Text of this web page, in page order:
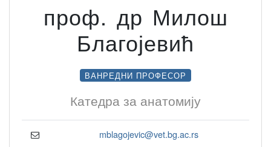
проф. др Милош
Благојевић
ВАНРЕДНИ ПРОФЕСОР
Катедра за анатомију
mblagojevic@vet.bg.ac.rs